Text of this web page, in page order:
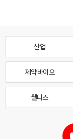
산업
제약·바이오
웰니스